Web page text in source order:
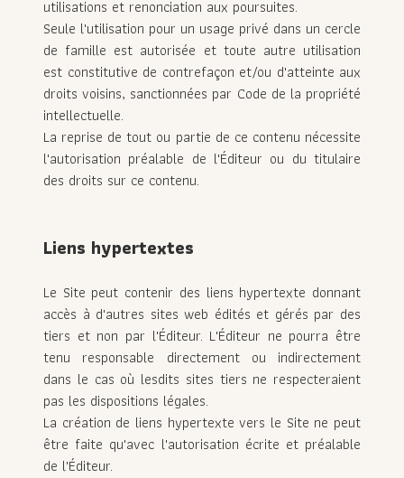
utilisations et renonciation aux poursuites.
Seule l'utilisation pour un usage privé dans un cercle
de famille est autorisée et toute autre utilisation
est constitutive de contrefaçon et/ou d'atteinte aux
droits voisins, sanctionnées par Code de la propriété
intellectuelle.
La reprise de tout ou partie de ce contenu nécessite
l'autorisation préalable de l'Éditeur ou du titulaire
des droits sur ce contenu.
Liens hypertextes
Le Site peut contenir des liens hypertexte donnant
accès à d'autres sites web édités et gérés par des
tiers et non par l'Éditeur. L'Éditeur ne pourra être
tenu responsable directement ou indirectement
dans le cas où lesdits sites tiers ne respecteraient
pas les dispositions légales.
La création de liens hypertexte vers le Site ne peut
être faite qu'avec l'autorisation écrite et préalable
de l'Éditeur.